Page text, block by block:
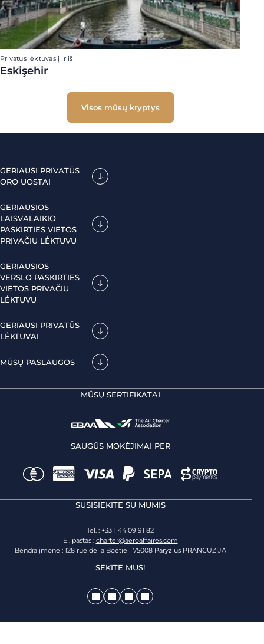
Privatus lėktuvas į ir iš
Eskişehir
Visos mūsų kryptys
GERIAUSI PRIVATŪS
ORO UOSTAI
GERIAUSIOS
LAISVALAIKIO
PASKIRTIES VIETOS
PRIVAČIU LĖKTUVU
GERIAUSIOS
VERSLO PASKIRTIES
VIETOS PRIVAČIU
LĖKTUVU
GERIAUSI PRIVATŪS
LĖKTUVAI
MŪSŲ PASLAUGOS
MŪSŲ SERTIFIKATAI
SAUGŪS MOKĖJIMAI PER
SUSISIEKITE SU MUMIS
Tel. : +33 1 44 09 91 82
El. paštas : charter@aeroaffaires.com
Bendra įmonė : 128 rue de la Boétie 75008 Paryžius PRANCŪZIJA
SEKITE MUS!